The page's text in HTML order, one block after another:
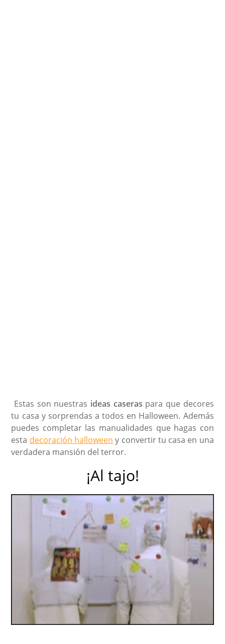
Estas son nuestras ideas caseras para que decores
tu casa y sorprendas a todos en Halloween. Además
puedes completar las manualidades que hagas con
esta decoración halloween y convertir tu casa en una
verdadera mansión del terror.
¡Al tajo!